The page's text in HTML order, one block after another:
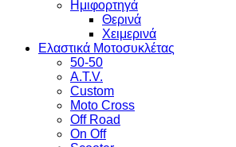
Ημιφορτηγά
Θερινά
Χειμερινά
Ελαστικά Μοτοσυκλέτας
50-50
A.T.V.
Custom
Moto Cross
Off Road
On Off